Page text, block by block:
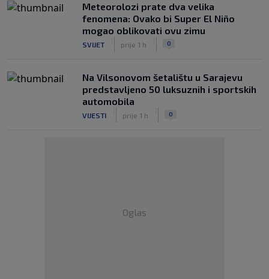
Meteorolozi prate dva velika
fenomena: Ovako bi Super El Niño
mogao oblikovati ovu zimu
SVIJET prije 1 h 0
Na Vilsonovom šetalištu u Sarajevu
predstavljeno 50 luksuznih i sportskih
automobila
VIJESTI prije 1 h 0
Oglas